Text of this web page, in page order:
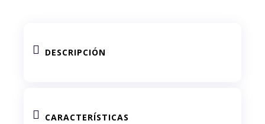
 DESCRIPCIÓN
 CARACTERÍSTICAS